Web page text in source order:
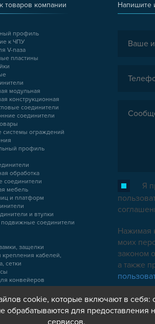
Напишите
Я
Нажимая
моих
законом
а также
товаров компании
профиль
к ЧПУ
V-паза
пластины
модульная
конструкционная
соединители
соединители
ограждений
профиль
обработка
соединители
мебель
и платформ
и втулки
соединители
защелки
кабелей,
сетки
конвейеров
cookie, которые включают в
для
сервисов.